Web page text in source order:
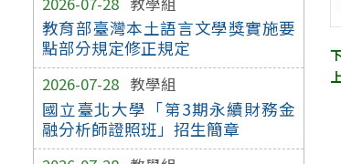
教育部臺灣本土語言文學獎實施要
點部分規定修正規定
2026-07-28 教學組
國立臺北大學「第3期永續財務金
融分析師證照班」招生簡章